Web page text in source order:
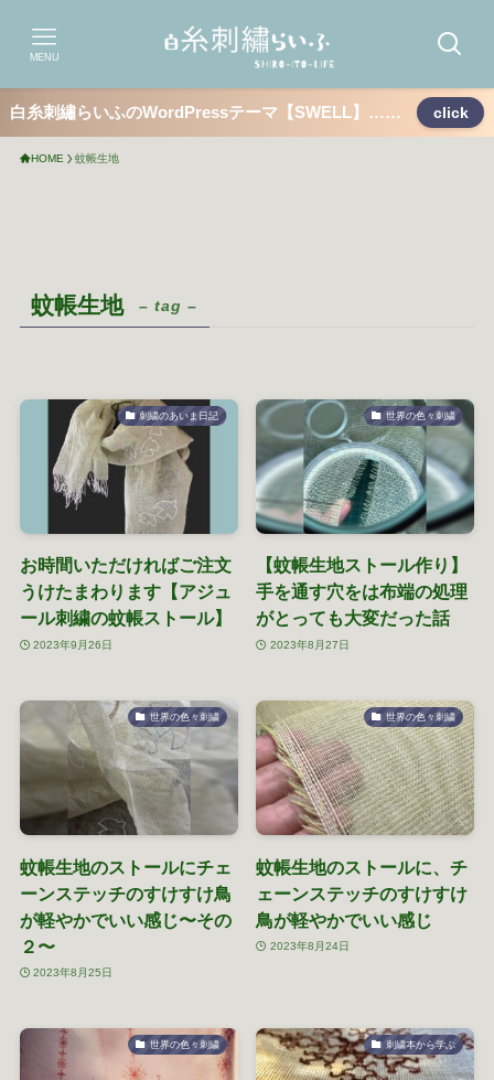
MENU
白糸刺繡らいふのWordPressテーマ【SWELL】…… click
HOME 蚊帳生地
蚊帳生地 – tag –
刺繍のあいま日記
お時間いただければご注文
うけたまわります【アジュ
ール刺繍の蚊帳ストール】
2023年9月26日
世界の色々刺繍
【蚊帳生地ストール作り】
手を通す穴をは布端の処理
がとっても大変だった話
2023年8月27日
世界の色々刺繍
蚊帳生地のストールにチェ
ーンステッチのすけすけ鳥
が軽やかでいい感じ〜その
２〜
2023年8月25日
世界の色々刺繍
蚊帳生地のストールに、チ
ェーンステッチのすけすけ
鳥が軽やかでいい感じ
2023年8月24日
世界の色々刺繍 刺繍本から学ぶ